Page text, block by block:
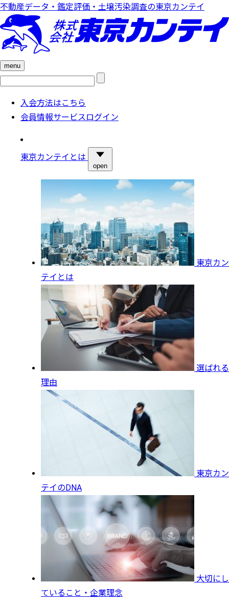
不動産データ・鑑定評価・土壌汚染調査の東京カンテイ
menu
検
入会方法はこちら
会員情報サービスログイン
東京カンテイとは
open
東京カン
テイとは
選ばれる
理由
東京カン
テイのDNA
大切にし
ていること・企業理念